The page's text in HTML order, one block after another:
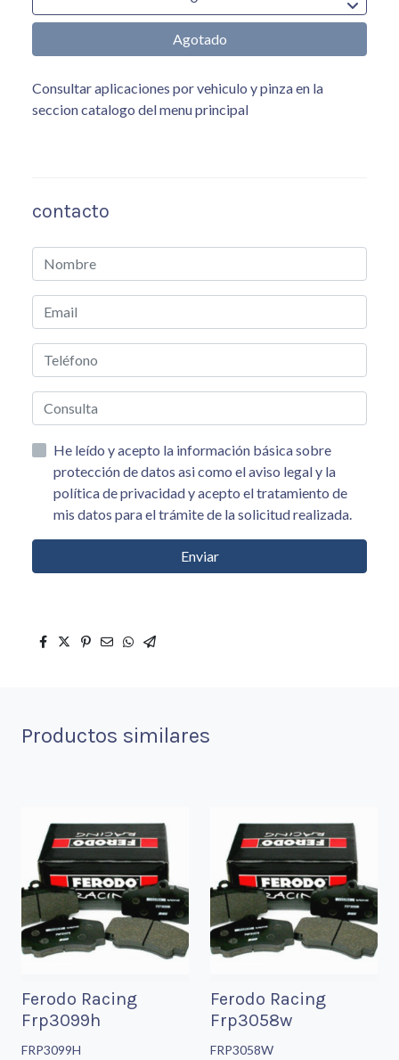
Agotado
Consultar aplicaciones por vehiculo y pinza en la
seccion catalogo del menu principal
contacto
He leído y acepto la información básica sobre
protección de datos asi como el aviso legal y la
política de privacidad y acepto el tratamiento de
mis datos para el trámite de la solicitud realizada.
Enviar
Productos similares
Ferodo Racing
Frp3099h
FRP3099H
Ferodo Racing
Frp3058w
FRP3058W